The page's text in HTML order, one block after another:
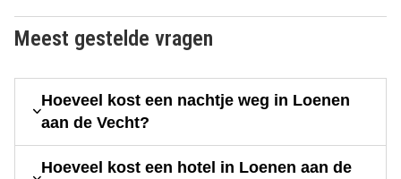
Meest gestelde vragen
Hoeveel kost een nachtje weg in Loenen
aan de Vecht?
Hoeveel kost een hotel in Loenen aan de